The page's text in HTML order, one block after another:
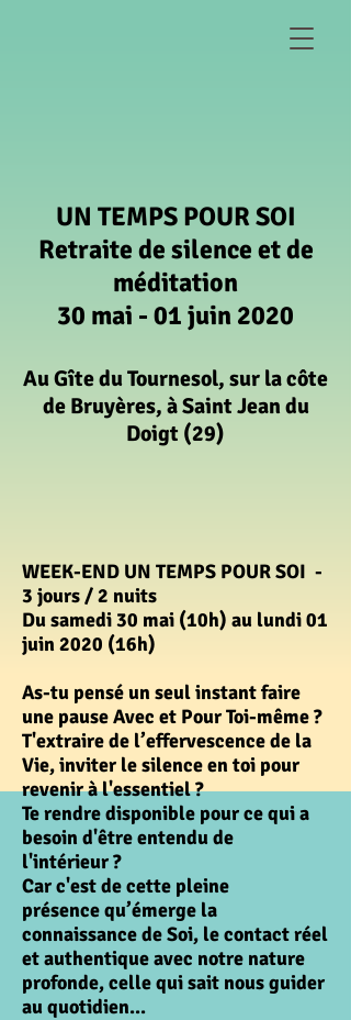
UN TEMPS POUR SOI
Retraite de silence et de
méditation
30 mai - 01 juin 2020
Au Gîte du Tournesol, sur la côte
de Bruyères, à Saint Jean du
Doigt (29)
WEEK-END UN TEMPS POUR SOI -
3 jours / 2 nuits
Du samedi 30 mai (10h) au lundi 01
juin 2020 (16h)
As-tu pensé un seul instant faire
une pause Avec et Pour Toi-même ?
T'extraire de l’effervescencede la
Vie, inviter le silence en toi pour
revenir à l'essentiel ?
Te rendre disponible pour ce qui a
besoin d'être entendu de
l'intérieur ?
Car c'est de cette pleine
présencequ’émerge la
connaissance de Soi, le contact réel
et authentique avec notre nature
profonde, celle qui sait nous guider
au quotidien...